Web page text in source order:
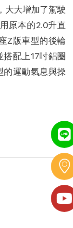
大大增加了駕駛
原本的2.0升直
Z版車型的後輪
配上17吋鋁圈
的運動氣息與操